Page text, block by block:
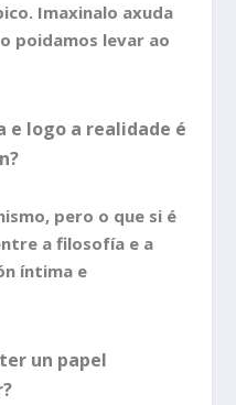
Imaxinalo axuda
poidamos levar ao
e logo a realidade é
pero o que si é
a filosofía e a
íntima e
un papel